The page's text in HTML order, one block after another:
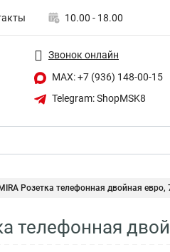
10.00 - 18.00
Звонок онлайн
MAX: +7 (936) 148-00-15
Telegram: ShopMSK8
Розетка телефонная двойная евро,
телефонная